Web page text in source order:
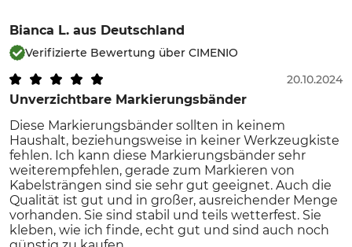
Bianca L. aus Deutschland
Verifizierte Bewertung über CIMENIO
Unverzichtbare Markierungsbänder
20.10.2024
Diese Markierungsbänder sollten in keinem
Haushalt, beziehungsweise in keiner Werkzeugkiste
fehlen. Ich kann diese Markierungsbänder sehr
weiterempfehlen, gerade zum Markieren von
Kabelsträngen sind sie sehr gut geeignet. Auch die
Qualität ist gut und in großer, ausreichender Menge
vorhanden. Sie sind stabil und teils wetterfest. Sie
kleben, wie ich finde, echt gut und sind auch noch